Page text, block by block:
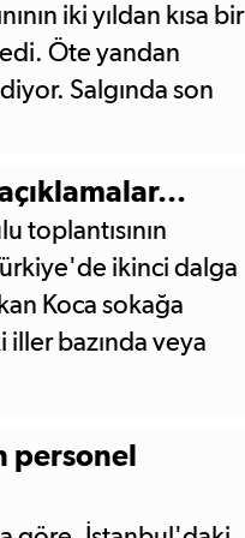
iki yıldan kısa bir
Öte yandan
Salgında son
945, Meksika'da
toplantısının
ikinci dalga
Koca sokağa
iller bazında veya
genelinde bir
personel